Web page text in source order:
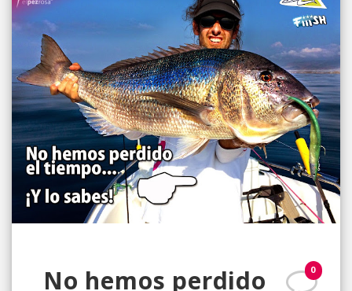
0
No hemos perdido